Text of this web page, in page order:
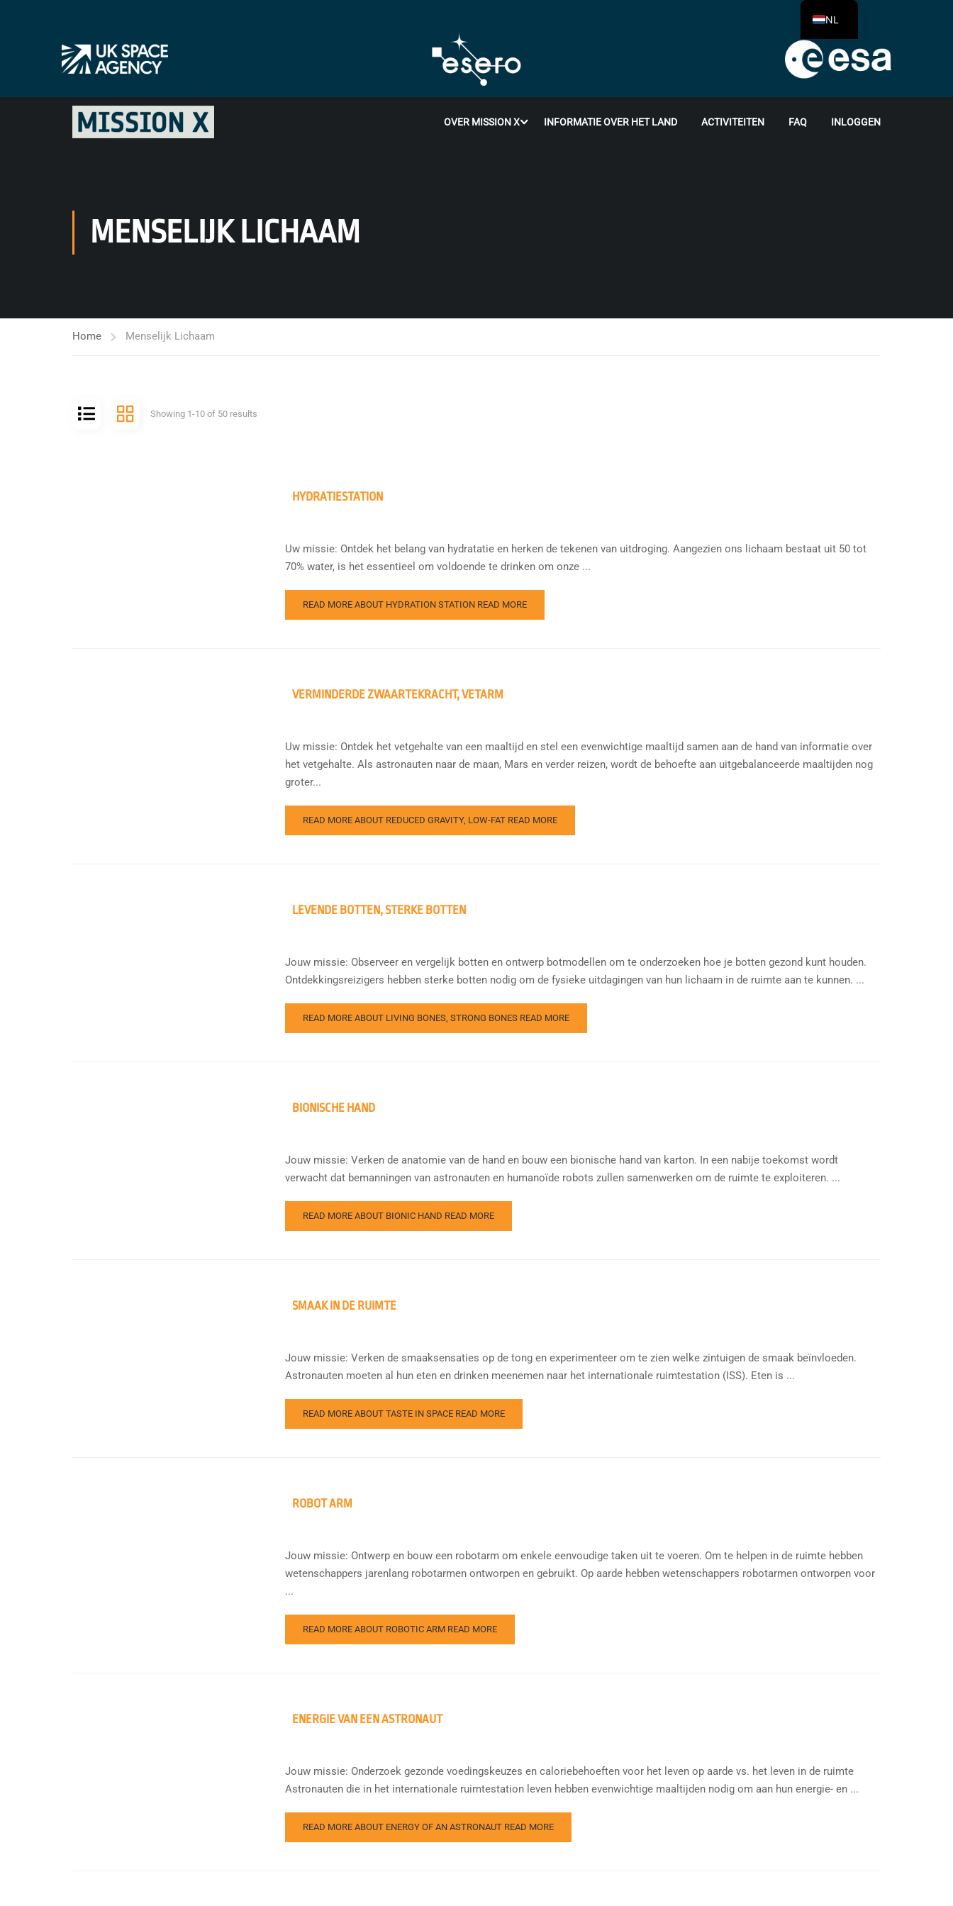
OVER MISSION X INFORMATIE OVER HET LAND ACTIVITEITEN FAQ INLOGGEN
MENSELIJK LICHAAM
Home Menselijk Lichaam
Showing 1-10 of 50 results
HYDRATIESTATION
Uw missie: Ontdek het belang van hydratatie en herken de tekenen van uitdroging. Aangezien ons lichaam bestaat uit 50 tot
70% water, is het essentieel om voldoende te drinken om onze ...
READ MORE ABOUT HYDRATION STATION READ MORE
VERMINDERDE ZWAARTEKRACHT, VETARM
Uw missie: Ontdek het vetgehalte van een maaltijd en stel een evenwichtige maaltijd samen aan de hand van informatie over
het vetgehalte. Als astronauten naar de maan, Mars en verder reizen, wordt de behoefte aan uitgebalanceerde maaltijden nog
groter...
READ MORE ABOUT REDUCED GRAVITY, LOW-FAT READ MORE
LEVENDE BOTTEN, STERKE BOTTEN
Jouw missie: Observeer en vergelijk botten en ontwerp botmodellen om te onderzoeken hoe je botten gezond kunt houden.
Ontdekkingsreizigers hebben sterke botten nodig om de fysieke uitdagingen van hun lichaam in de ruimte aan te kunnen. ...
READ MORE ABOUT LIVING BONES, STRONG BONES READ MORE
BIONISCHE HAND
Jouw missie: Verken de anatomie van de hand en bouw een bionische hand van karton. In een nabije toekomst wordt
verwacht dat bemanningen van astronauten en humanoïde robots zullen samenwerken om de ruimte te exploiteren. ...
READ MORE ABOUT BIONIC HAND READ MORE
SMAAK IN DE RUIMTE
Jouw missie: Verken de smaaksensaties op de tong en experimenteer om te zien welke zintuigen de smaak beïnvloeden.
Astronauten moeten al hun eten en drinken meenemen naar het internationale ruimtestation (ISS). Eten is ...
READ MORE ABOUT TASTE IN SPACE READ MORE
ROBOT ARM
Jouw missie: Ontwerp en bouw een robotarm om enkele eenvoudige taken uit te voeren. Om te helpen in de ruimte hebben
wetenschappers jarenlang robotarmen ontworpen en gebruikt. Op aarde hebben wetenschappers robotarmen ontworpen voor
...
READ MORE ABOUT ROBOTIC ARM READ MORE
ENERGIE VAN EEN ASTRONAUT
Jouw missie: Onderzoek gezonde voedingskeuzes en caloriebehoeften voor het leven op aarde vs. het leven in de ruimte
Astronauten die in het internationale ruimtestation leven hebben evenwichtige maaltijden nodig om aan hun energie- en ...
READ MORE ABOUT ENERGY OF AN ASTRONAUT READ MORE
NL